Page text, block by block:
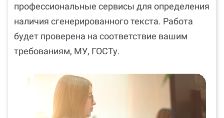
профессиональные сервисы для определения
наличия сгенерированного текста. Работа
будет проверена на соответствие вашим
требованиям, МУ, ГОСТу.